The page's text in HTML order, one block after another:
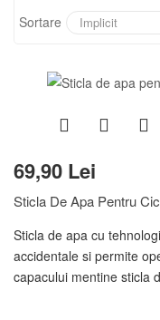
Sortare
69,90 Lei
Sticla De Apa Pentru
Sticla de apa cu
accidentale si permite
capacului mentine sticla